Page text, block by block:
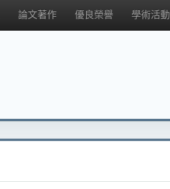
論文著作 優良榮譽 學術活動